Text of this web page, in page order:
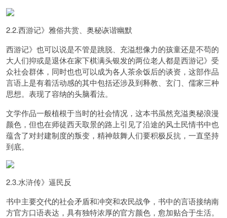
2.2.西游记》雅俗共赏、奥秘诙谐幽默
西游记》也可以说是不管是跳脱、充溢想像力的孩童还是不苟的
大人们抑或是退休在家下棋满头银发的两位老人都是西游记》受
众社会群体，同时也也可以成为各人茶余饭后的谈资，这部作品
言语上是有着活动感的其中包括还涉及到释教、玄门、儒家三种
思想。 表现了容纳的头脑看法。
文学作品一般植根于当时的社会情况，这本书虽然充溢奥秘浪漫
颜色，但也在师徒西天取景的路上引见了沿途的风土民情书中也
蕴含了对封建制度的叛变，精神鼓舞人们要积极反抗，一直坚持
到底。
2.3.水浒传》逼民反
书中主要交代的社会矛盾和冲突和农民战争， 书中的言语接纳南
方官方口语表达，具有独特浓厚的官方颜色，愈加贴合于生活。